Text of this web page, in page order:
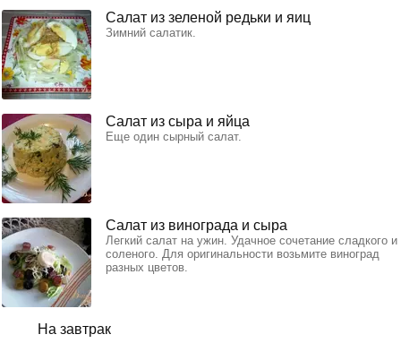
На завтрак
Салат из зеленой редьки и яиц
Зимний салатик.
Салат из сыра и яйца
Еще один сырный салат.
Салат из винограда и сыра
Легкий салат на ужин. Удачное сочетание сладкого и
соленого. Для оригинальности возьмите виноград
разных цветов.